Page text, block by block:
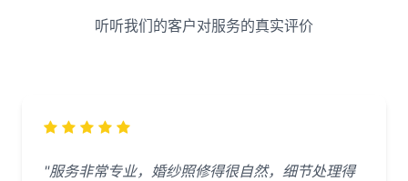
听听我们的客户对服务的真实评价
"服务非常专业，婚纱照修得很自然，细节处理得